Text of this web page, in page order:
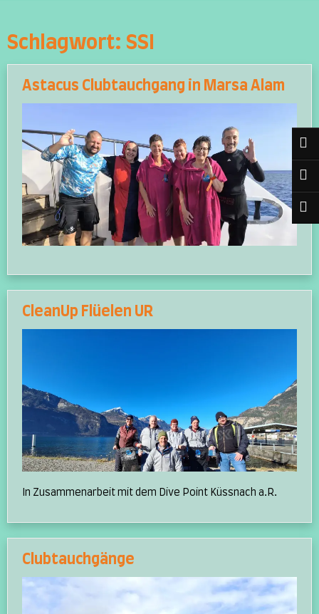
content
Schlagwort: SSI
Astacus Clubtauchgang in Marsa Alam
CleanUp Flüelen UR
In Zusammenarbeit mit dem Dive Point Küssnach a.R.
Clubtauchgänge